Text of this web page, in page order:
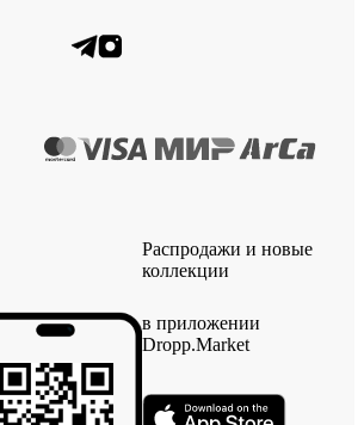
Распродажи и новые
коллекции
в приложении
Dropp.Market